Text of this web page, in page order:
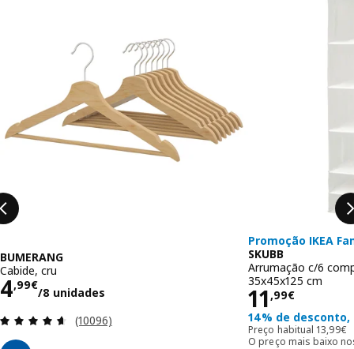
BUMERANG
Cabide, cru
4,99€
/8 unidades
Preço 4,99€/8 unidades
Avaliação: 4.6 fora de 5 estrelas. Total de
(10096)
Promoção IKEA
SKUBB
Arrumação c/6
35x45x125 cm
11,99€
Preço
14% de desconto,
Preço habitual 13,99€
Preço
O preço mais baixo